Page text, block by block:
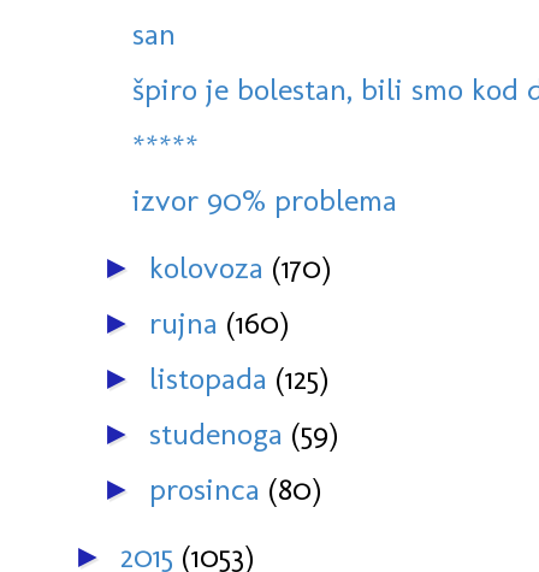
san
špiro je bolestan, bili smo kod
*****
izvor 90% problema
► kolovoza (170)
► rujna (160)
► listopada (125)
► studenoga (59)
► prosinca (80)
► 2015 (1053)